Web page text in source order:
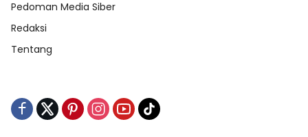
Pedoman Media Siber
Redaksi
Tentang